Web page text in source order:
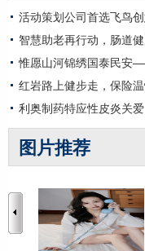
活动策划公司首选飞鸟
智慧助老再行动，肠道
惟愿山河锦绣国泰民安
红岩路上健步走，保险
利奥制药特应性皮炎关
图片推荐